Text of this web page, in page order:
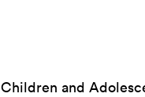
Children and